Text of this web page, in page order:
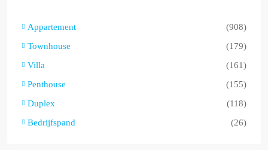
Appartement
(908)
Townhouse
(179)
Villa
(161)
Penthouse
(155)
Duplex
(118)
Bedrijfspand
(26)